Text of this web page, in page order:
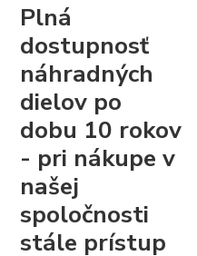
Plná
dostupnosť
náhradných
dielov po
dobu 10 rokov
- pri nákupe v
našej
spoločnosti
stále prístup